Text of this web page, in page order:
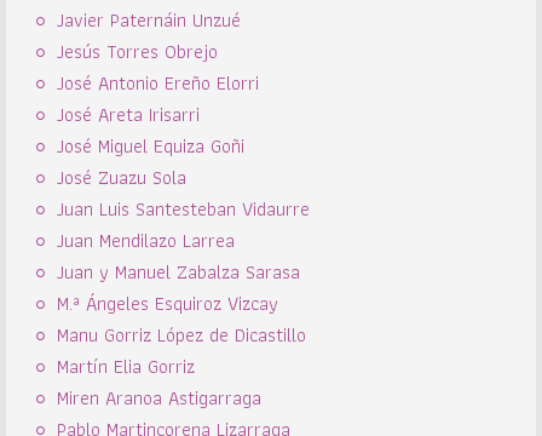
Javier Paternáin Unzué
Jesús Torres Obrejo
José Antonio Ereño Elorri
José Areta Irisarri
José Miguel Equiza Goñi
José Zuazu Sola
Juan Luis Santesteban Vidaurre
Juan Mendilazo Larrea
Juan y Manuel Zabalza Sarasa
M.ª Ángeles Esquiroz Vizcay
Manu Gorriz López de Dicastillo
Martín Elia Gorriz
Miren Aranoa Astigarraga
Pablo Martincorena Lizarraga